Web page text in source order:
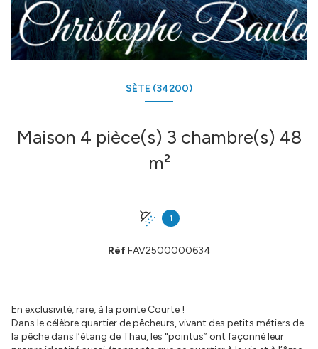
SÈTE (34200)
Maison 4 pièce(s) 3 chambre(s) 48
m²
1
RéfFAV2500000634
En exclusivité, rare, à la pointe Courte !
Dans le célèbre quartier de pêcheurs, vivant des petits métiers de
la pêche dans l’étang de Thau, les "pointus” ont façonné leur